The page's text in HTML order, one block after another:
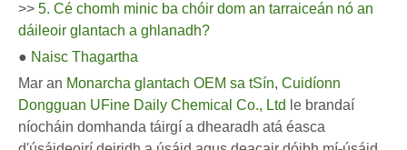
>> 5. Cé chomh minic ba chóir dom an tarraiceán nó an
dáileoir glantach a ghlanadh?
● Naisc Thagartha
Mar an Monarcha glantach OEM sa tSín, Cuidíonn
Dongguan UFine Daily Chemical Co., Ltd le brandaí
níocháin domhanda táirgí a dhearadh atá éasca